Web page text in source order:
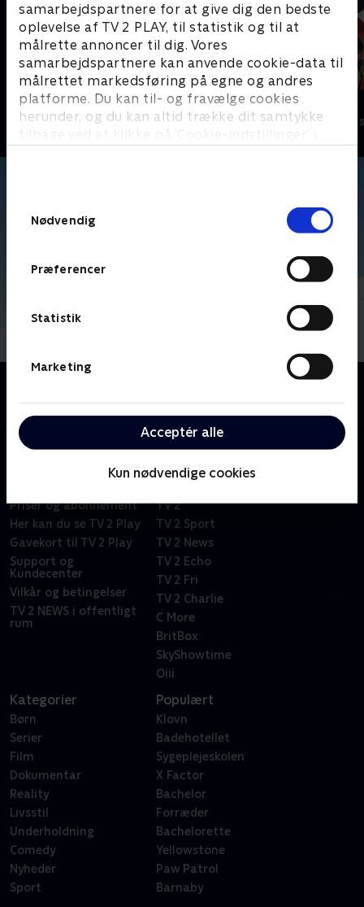
samarbejdspartnere for at give dig den bedste
oplevelse af TV 2 PLAY, til statistik og til at
målrette annoncer til dig. Vores
samarbejdspartnere kan anvende cookie-data til
målrettet markedsføring på egne og andres
platforme. Du kan til- og fravælge cookies
herunder, og du kan altid trække dit samtykke
tilbage ved at klikke på ’Cookie-indstillinger’ i
Nødvendig
Præferencer
Statistik
Marketing
Acceptér alle
Kun nødvendige cookies
Jungle Banden
Børneserier • 2 sæsoner
Miraculous
Børneserier • 3
Priser og abonnement
Her kan du se TV 2 Play
Gavekort til TV 2 Play
Support og
Kundecenter
Vilkår og betingelser
TV 2 NEWS i offentligt
rum
TV 2
TV 2 Sport
TV 2 News
TV 2 Echo
TV 2 Fri
TV 2 Charlie
C More
BritBox
SkyShowtime
Oiii
Kategorier
Børn
Serier
Film
Dokumentar
Reality
Livsstil
Underholdning
Comedy
Nyheder
Sport
Populært
Klovn
Badehotellet
Sygeplejeskolen
X Factor
Bachelor
Forræder
Bachelorette
Yellowstone
Paw Patrol
Barnaby